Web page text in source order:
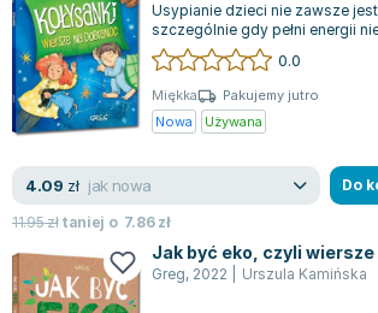
Usypianie dzieci nie zawsze
szczególnie gdy pełni energii
odpoczynek. Jednak dzięki "Ko...
0.0
Miękka
Pakujemy jutro
Nowa
Używana
4.09 zł jak nowa
11.95złtaniej o 7.86zł
Do
Jak być eko, czyli wiersze
Greg, 2022 Urszula Kamińska